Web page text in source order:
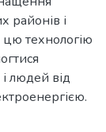
районів і
технологію
людей від